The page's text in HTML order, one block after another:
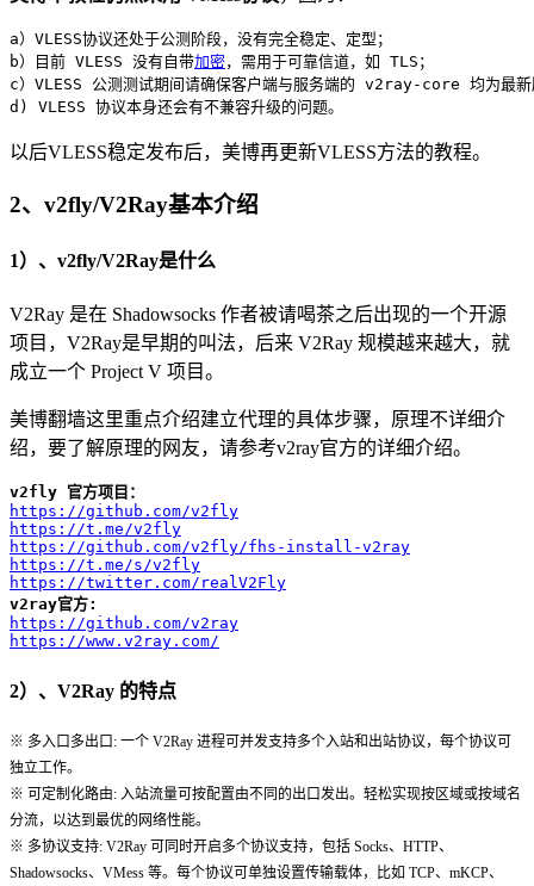
a）VLESS协议还处于公测阶段，没有完全稳定、定型；
b）目前 VLESS 没有自带加密，需用于可靠信道，如 TLS；
c）VLESS 公测测试期间请确保客户端与服务端的 v2ray-core 均为最新
d) VLESS 协议本身还会有不兼容升级的问题。
以后VLESS稳定发布后，美博再更新VLESS方法的教程。
2、v2fly/V2Ray基本介绍
1）、v2fly/V2Ray是什么
V2Ray 是在 Shadowsocks 作者被请喝茶之后出现的一个开源
项目，V2Ray是早期的叫法，后来 V2Ray 规模越来越大，就
成立一个 Project V 项目。
美博翻墙这里重点介绍建立代理的具体步骤，原理不详细介
绍，要了解原理的网友，请参考v2ray官方的详细介绍。
v2fly 官方项目：
https://github.com/v2fly
https://t.me/v2fly
https://github.com/v2fly/fhs-install-v2ray
https://t.me/s/v2fly
https://twitter.com/realV2Fly
v2ray官方:
https://github.com/v2ray
https://www.v2ray.com/
2）、V2Ray 的特点
※ 多入口多出口: 一个 V2Ray 进程可并发支持多个入站和出站协议，每个协议可
独立工作。
※ 可定制化路由: 入站流量可按配置由不同的出口发出。轻松实现按区域或按域名
分流，以达到最优的网络性能。
※ 多协议支持: V2Ray 可同时开启多个协议支持，包括 Socks、HTTP、
Shadowsocks、VMess 等。每个协议可单独设置传输载体，比如 TCP、mKCP、